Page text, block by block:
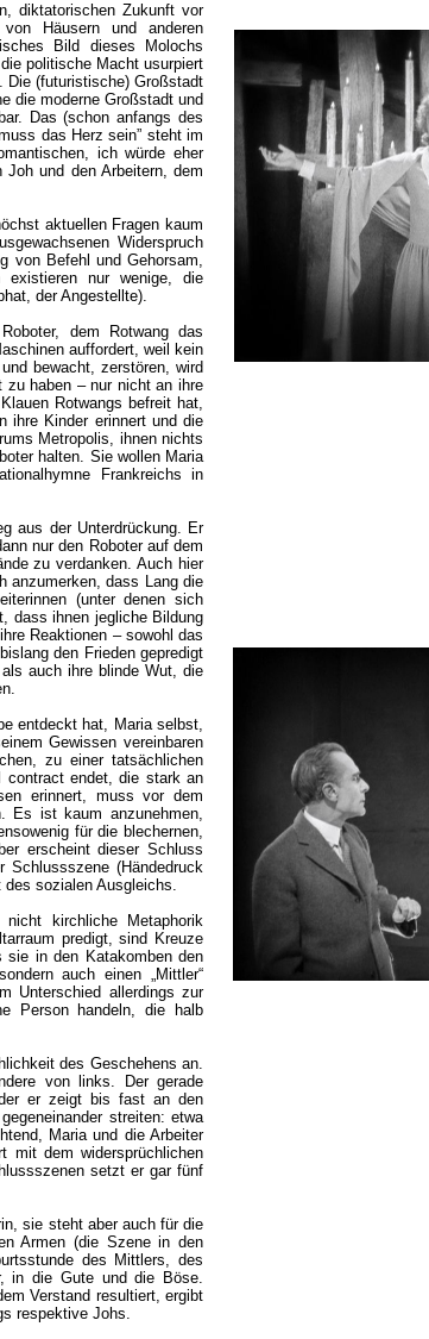
diktatorischen Zukunft vor
Häusern und anderen
Bild dieses Molochs
politische Macht usurpiert
Die (futuristische) Großstadt
die moderne Großstadt und
Das (schon anfangs des
das Herz sein” steht im
ich würde eher
und den Arbeitern, dem
aktuellen Fragen kaum
Widerspruch
von Befehl und Gehorsam,
existieren nur wenige, die
der Angestellte).
dem Rotwang das
auffordert, weil kein
bewacht, zerstören, wird
zu haben – nur nicht an ihre
Rotwangs befreit hat,
ihre Kinder erinnert und die
Metropolis, ihnen nichts
halten. Sie wollen Maria
Frankreichs in
aus der Unterdrückung. Er
nur den Roboter auf dem
zu verdanken. Auch hier
anzumerken, dass Lang die
(unter denen sich
dass ihnen jegliche Bildung
Reaktionen – sowohl das
den Frieden gepredigt
auch ihre blinde Wut, die
entdeckt hat, Maria selbst,
Gewissen vereinbaren
zu einer tatsächlichen
contract endet, die stark an
erinnert, muss vor dem
Es ist kaum anzunehmen,
für die blechernen,
erscheint dieser Schluss
(Händedruck
sozialen Ausgleichs.
kirchliche Metaphorik
predigt, sind Kreuze
in den Katakomben den
auch einen „Mittler“
Unterschied allerdings zur
Person handeln, die halb
des Geschehens an.
von links. Der gerade
er zeigt bis fast an den
streiten: etwa
Maria und die Arbeiter
mit dem widersprüchlichen
setzt er gar fünf
sie steht aber auch für die
Armen (die Szene in den
des Mittlers, des
in die Gute und die Böse.
Verstand resultiert, ergibt
respektive Johs.